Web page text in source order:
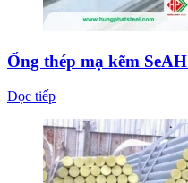
Ống thép mạ kẽm
Đọc tiếp